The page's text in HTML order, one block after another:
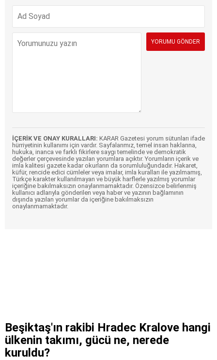
İÇERİK VE ONAY KURALLARI: KARAR Gazetesi yorum sütunları ifade
hürriyetinin kullanımı için vardır. Sayfalarımız, temel insan haklarına,
hukuka, inanca ve farklı fikirlere saygı temelinde ve demokratik
değerler çerçevesinde yazılan yorumlara açıktır. Yorumların içerik ve
imla kalitesi gazete kadar okurların da sorumluluğundadır. Hakaret,
küfür, rencide edici cümleler veya imalar, imla kuralları ile yazılmamış,
Türkçe karakter kullanılmayan ve büyük harflerle yazılmış yorumlar
içeriğine bakılmaksızın onaylanmamaktadır. Özensizce belirlenmiş
kullanıcı adlarıyla gönderilen veya haber ve yazının bağlamının
dışında yazılan yorumlar da içeriğine bakılmaksızın
onaylanmamaktadır.
Beşiktaş'ın rakibi Hradec Kralove hangi
ülkenin takımı, gücü ne, nerede
kuruldu?